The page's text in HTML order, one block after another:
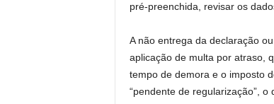
pré-preenchida, revisar os
A não entrega da declaração
aplicação de multa por atraso,
tempo de demora e o imposto
“pendente de regularização”,